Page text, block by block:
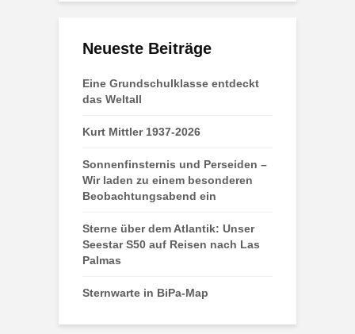
Neueste Beiträge
Eine Grundschulklasse entdeckt
das Weltall
Kurt Mittler 1937-2026
Sonnenfinsternis und Perseiden –
Wir laden zu einem besonderen
Beobachtungsabend ein
Sterne über dem Atlantik: Unser
Seestar S50 auf Reisen nach Las
Palmas
Sternwarte in BiPa-Map